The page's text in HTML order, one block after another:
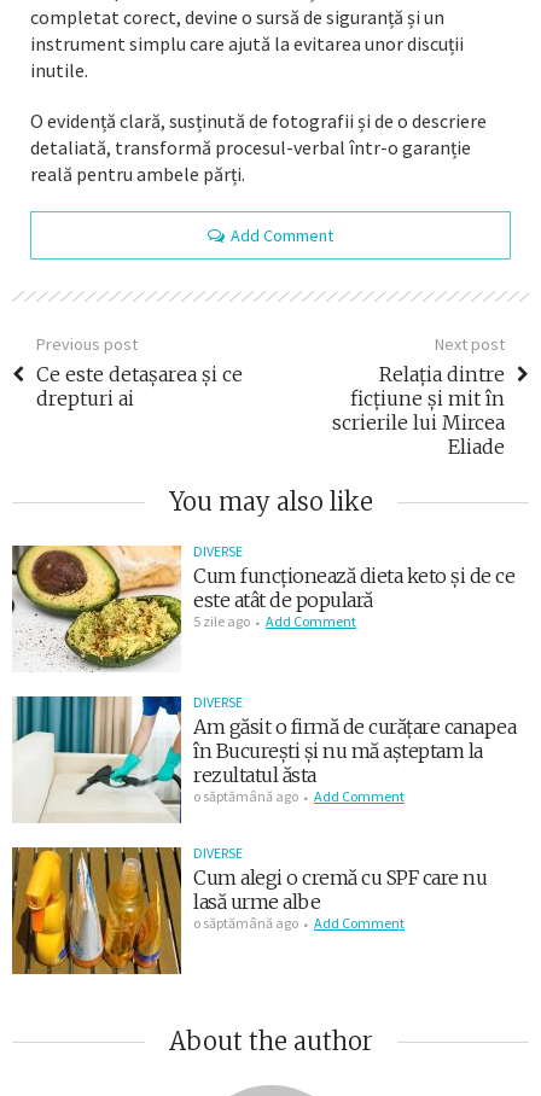
completat corect, devine o sursă de siguranță și un
instrument simplu care ajută la evitarea unor discuții
inutile.
O evidență clară, susținută de fotografii și de o descriere
detaliată, transformă procesul-verbal într-o garanție
reală pentru ambele părți.
Add Comment
Previous post
Ce este detașarea și ce
drepturi ai
Next post
Relația dintre
ficțiune și mit în
scrierile lui Mircea
Eliade
You may also like
DIVERSE
Cum funcționează dieta keto și de ce
este atât de populară
5 zile ago Add Comment
DIVERSE
Am găsit o firmă de curățare canapea
în București și nu mă așteptam la
rezultatul ăsta
o săptămână ago Add Comment
DIVERSE
Cum alegi o cremă cu SPF care nu
lasă urme albe
o săptămână ago Add Comment
About the author